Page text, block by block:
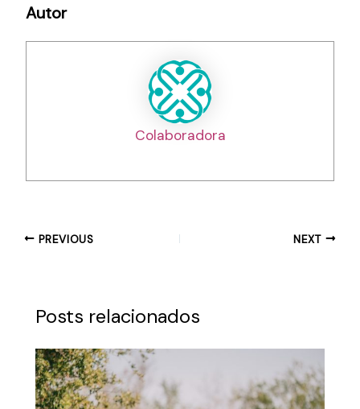
Autor
Colaboradora
PREVIOUS NEXT
Posts relacionados